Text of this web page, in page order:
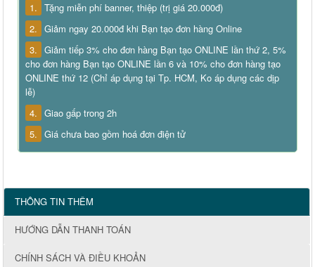
1. Tặng miễn phí banner, thiệp (trị giá 20.000đ)
2. Giảm ngay 20.000đ khi Bạn tạo đơn hàng Online
3. Giảm tiếp 3% cho đơn hàng Bạn tạo ONLINE lần thứ 2, 5%
cho đơn hàng Bạn tạo ONLINE lần 6 và 10% cho đơn hàng tạo
ONLINE thứ 12 (Chỉ áp dụng tại Tp. HCM, Ko áp dụng các dịp
lễ)
4. Giao gấp trong 2h
5. Giá chưa bao gồm hoá đơn điện tử
THÔNG TIN THÊM
HƯỚNG DẪN THANH TOÁN
CHÍNH SÁCH VÀ ĐIỀU KHOẢN